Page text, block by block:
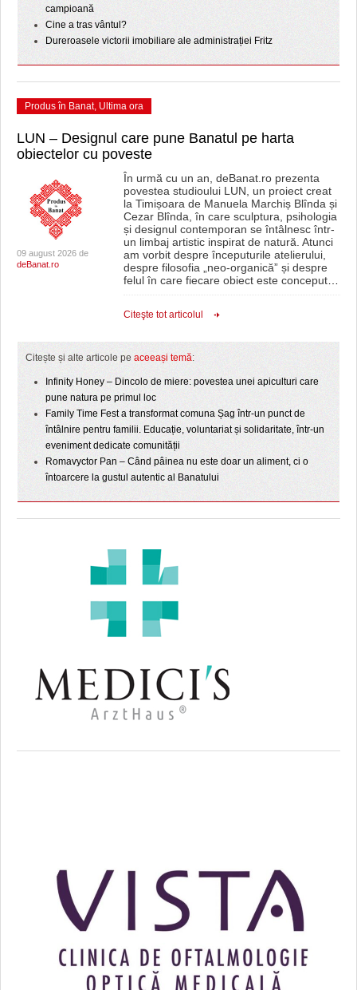
campioană
Cine a tras vântul?
Dureroasele victorii imobiliare ale administrației Fritz
Produs în Banat, Ultima ora
LUN – Designul care pune Banatul pe harta
obiectelor cu poveste
09 august 2026 de
deBanat.ro
În urmă cu un an, deBanat.ro prezenta
povestea studioului LUN, un proiect creat
la Timișoara de Manuela Marchiș Blînda și
Cezar Blînda, în care sculptura, psihologia
și designul contemporan se întâlnesc într-
un limbaj artistic inspirat de natură. Atunci
am vorbit despre începuturile atelierului,
despre filosofia „neo-organică” și despre
felul în care fiecare obiect este conceput…
Citeşte tot articolul
Citește și alte articole pe aceeași temă:
Infinity Honey – Dincolo de miere: povestea unei apiculturi care
pune natura pe primul loc
Family Time Fest a transformat comuna Șag într-un punct de
întâlnire pentru familii. Educație, voluntariat și solidaritate, într-un
eveniment dedicate comunității
Romavyctor Pan – Când pâinea nu este doar un aliment, ci o
întoarcere la gustul autentic al Banatului